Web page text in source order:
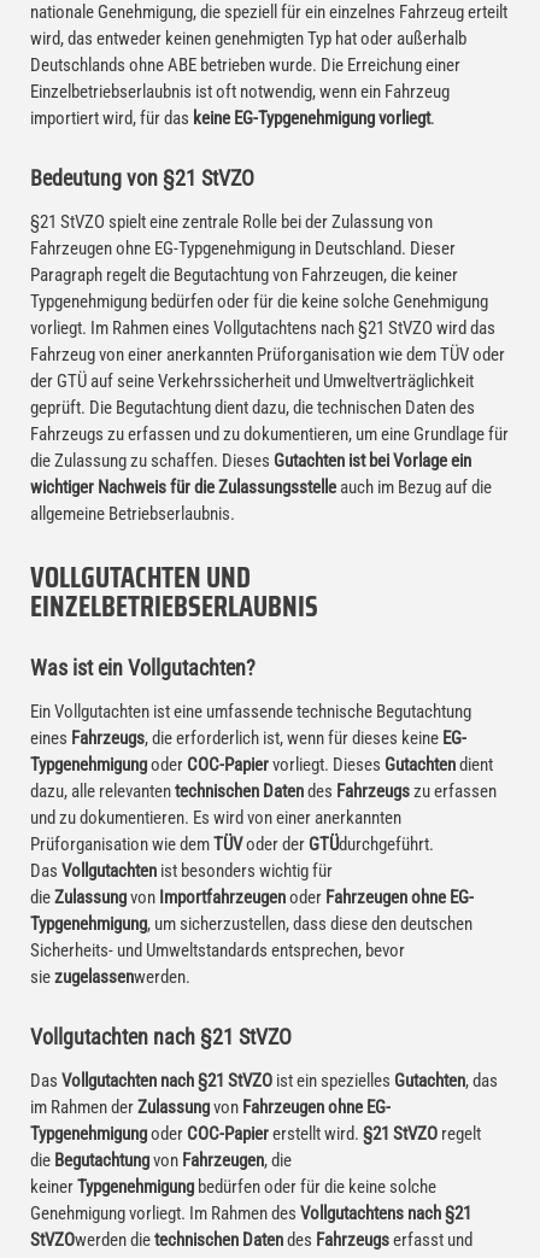
nationale Genehmigung, die speziell für ein einzelnes Fahrzeug erteilt
wird, das entweder keinen genehmigten Typ hat oder außerhalb
Deutschlands ohne ABE betrieben wurde. Die Erreichung einer
Einzelbetriebserlaubnis ist oft notwendig, wenn ein Fahrzeug
importiert wird, für das keine EG-Typgenehmigung vorliegt.
Bedeutung von §21 StVZO
§21 StVZO spielt eine zentrale Rolle bei der Zulassung von
Fahrzeugen ohne EG-Typgenehmigung in Deutschland. Dieser
Paragraph regelt die Begutachtung von Fahrzeugen, die keiner
Typgenehmigung bedürfen oder für die keine solche Genehmigung
vorliegt. Im Rahmen eines Vollgutachtens nach §21 StVZO wird das
Fahrzeug von einer anerkannten Prüforganisation wie dem TÜV oder
der GTÜ auf seine Verkehrssicherheit und Umweltverträglichkeit
geprüft. Die Begutachtung dient dazu, die technischen Daten des
Fahrzeugs zu erfassen und zu dokumentieren, um eine Grundlage für
die Zulassung zu schaffen. Dieses Gutachten ist bei Vorlage ein
wichtiger Nachweis für die Zulassungsstelle auch im Bezug auf die
allgemeine Betriebserlaubnis.
VOLLGUTACHTEN UND
EINZELBETRIEBSERLAUBNIS
Was ist ein Vollgutachten?
Ein Vollgutachten ist eine umfassende technische Begutachtung
eines Fahrzeugs, die erforderlich ist, wenn für dieses keine EG-
Typgenehmigungoder COC-Papiervorliegt. Dieses Gutachtendient
dazu, alle relevantentechnischen Datendes Fahrzeugszu erfassen
und zu dokumentieren. Es wird von einer anerkannten
Prüforganisation wie demTÜVoder der GTÜdurchgeführt.
Das Vollgutachten ist besonders wichtig für
dieZulassungvon Importfahrzeugenoder Fahrzeugen ohne EG-
Typgenehmigung, um sicherzustellen, dass diese den deutschen
Sicherheits- und Umweltstandards entsprechen, bevor
siezugelassenwerden.
Vollgutachten nach §21 StVZO
Das Vollgutachten nach §21 StVZO ist ein spezielles Gutachten, das
im Rahmen derZulassungvon Fahrzeugen ohne EG-
Typgenehmigungoder COC-Papiererstellt wird. §21 StVZO regelt
die Begutachtungvon Fahrzeugen, die
keinerTypgenehmigung bedürfen oder für die keine solche
Genehmigung vorliegt. Im Rahmen des Vollgutachtens nach §21
StVZOwerden dietechnischen Datendes Fahrzeugserfasst und